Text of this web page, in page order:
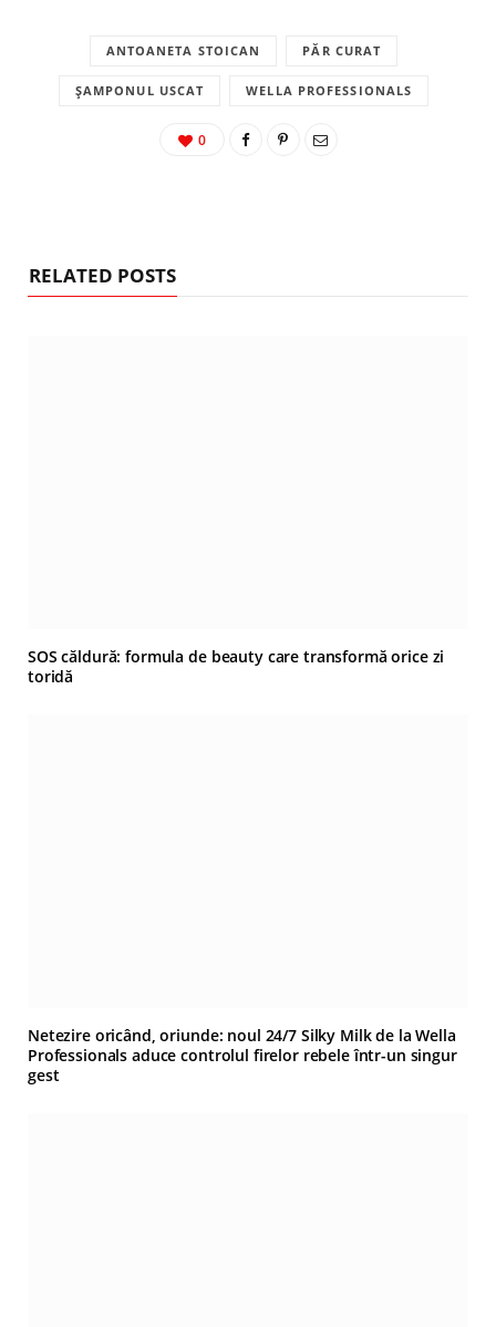
ANTOANETA STOICAN PĂR CURAT
ȘAMPONUL USCAT WELLA PROFESSIONALS
0
RELATED POSTS
SOS căldură: formula de beauty care transformă orice zi
toridă
Netezire oricând, oriunde: noul 24/7 Silky Milk de la Wella
Professionals aduce controlul firelor rebele într-un singur
gest